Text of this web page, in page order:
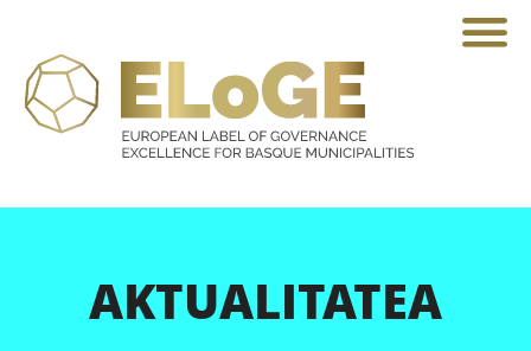
AKTUALITATEA